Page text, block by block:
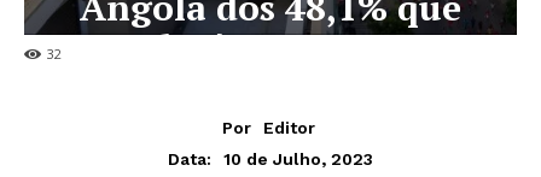
32
detém no BFA
Por
Editor
Data:
10 de Julho, 2023